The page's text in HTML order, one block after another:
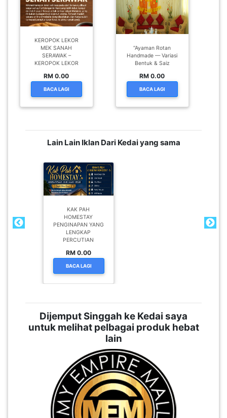
KEROPOK LEKOR
MEK SANAH
SERAWAK –
KEROPOK LEKOR
RM 0.00
BACA LAGI
“Ayaman Rotan
Handmade — Variasi
Bentuk & Saiz
RM 0.00
BACA LAGI
Lain Lain Iklan Dari Kedai yang sama
KAK PAH
HOMESTAY
PENGINAPAN YANG
LENGKAP
PERCUTIAN
RM 0.00
BACA LAGI
Dijemput Singgah ke Kedai saya
untuk melihat pelbagai produk hebat
lain